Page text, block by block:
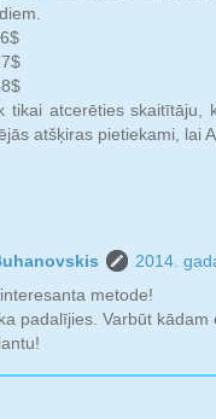
tikai atcerēties skaitītāju,
atšķiras pietiekami, lai
2014.
metode!
padalījies. Varbūt